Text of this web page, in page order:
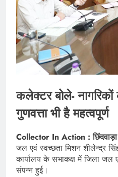
कलेक्टर बोले-
गुणवत्ता भी है महत्वपूर्ण
Collector In Action :
जल एवं स्वच्छता मिशन शीलेन्द्र
कार्यालय के सभाकक्ष में जिला जल
संपन्न हुई।